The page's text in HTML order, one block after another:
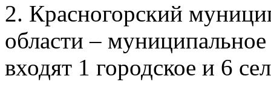
2. Красногорский
области – муниципальное
входят 1 городское и 6